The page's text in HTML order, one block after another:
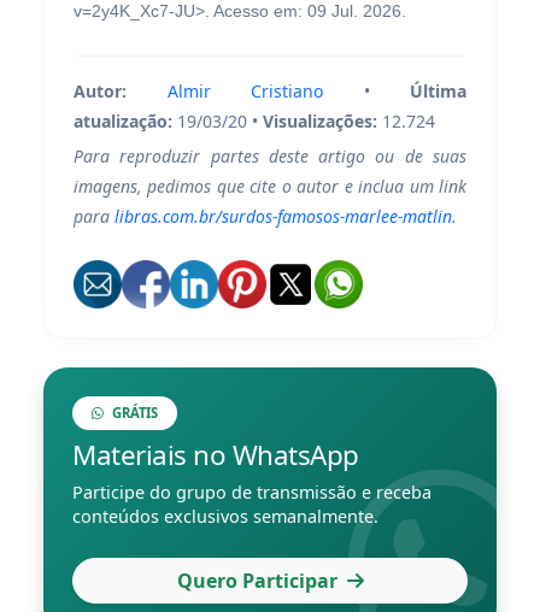
v=2y4K_Xc7-JU>. Acesso em: 09 Jul. 2026.
Autor: Almir Cristiano • Última
atualização: 19/03/20 • Visualizações: 12.724
Para reproduzir partes deste artigo ou de suas
imagens, pedimos que cite o autor e inclua um link
para libras.com.br/surdos-famosos-marlee-matlin.
GRÁTIS
Materiais no WhatsApp
Participe do grupo de transmissão e receba
conteúdos exclusivos semanalmente.
Quero Participar